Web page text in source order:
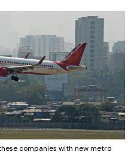
companies with new metro